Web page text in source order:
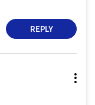
REPLY